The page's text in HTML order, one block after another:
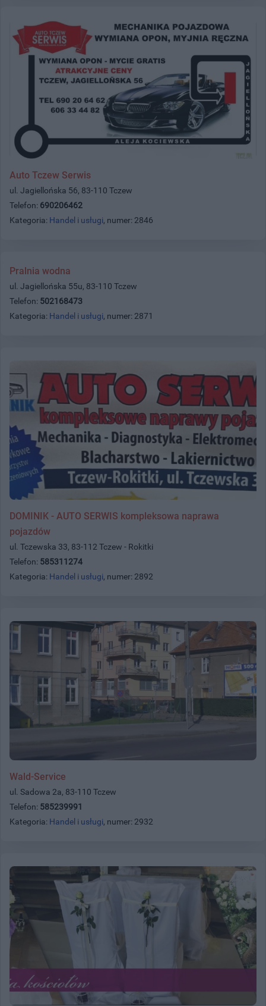
Auto Tczew Serwis
ul. Jagiellońska 56, 83-110 Tczew
Telefon: 690206462
Kategoria: Handel i usługi, numer: 2846
Pralnia wodna
ul. Jagiellońska 55u, 83-110 Tczew
Telefon: 502168473
Kategoria: Handel i usługi, numer: 2871
DOMINIK - AUTO SERWIS kompleksowa naprawa
pojazdów
ul. Tczewska 33, 83-112 Tczew - Rokitki
Telefon: 585311274
Kategoria: Handel i usługi, numer: 2892
Wald-Service
ul. Sadowa 2a, 83-110 Tczew
Telefon: 585239991
Kategoria: Handel i usługi, numer: 2932